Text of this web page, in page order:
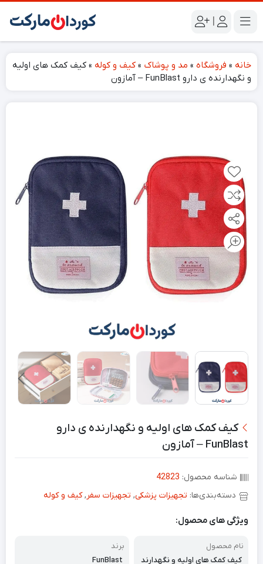
|
خانه » فروشگاه » مد و پوشاک » کیف و کوله » کیف کمک های اولیه
و نگهدارنده ی دارو FunBlast – آمازون
کیف کمک های اولیه و نگهدارنده ی دارو
FunBlast – آمازون
شناسه محصول: 42823
دسته‌بندی‌ها: تجهیزات پزشکی, تجهیزات سفر,کیف و کوله
ویژگی های محصول:
نام محصول
کیف کمک های اولیه و نگهدارند
برند
FunBlast